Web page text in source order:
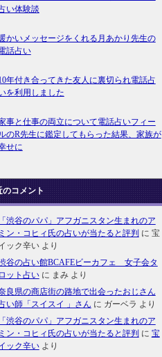
い体験談
かいメッセージをくれる月あかり先生の
話占い
年付き合ってきた友人に裏切られ電話占
を利用しました
事と仕事の両立について電話占いフィー
のR先生に鑑定してもらった結果、家族が
せに
のコメント
渋谷のパパ」アフガニスタン生まれのア
ン・コヒィ氏の占いが当たると評判 に 宝
ック辛いより
谷の占い館BCAFEビーカフェ 女子会タ
ット占いに まみより
良県の商店街の路地で出会ったおじさん
い師「スイスイ 」さん に ガーベラ より
渋谷のパパ」アフガニスタン生まれのア
ン・コヒィ氏の占いが当たると評判 に 宝
ック辛いより